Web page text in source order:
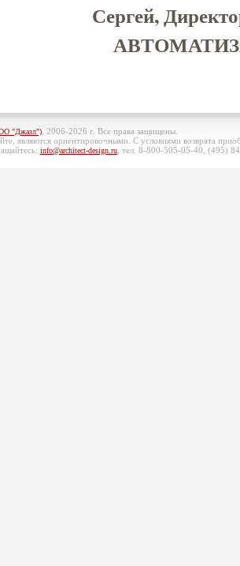
Сергей,
"Джазл") , 2006-2026 г. Все права защищены.
являются ориентировочными. С условиями возврата
info@architect-design.ru , тел. 8-800-505-05-40, (495)